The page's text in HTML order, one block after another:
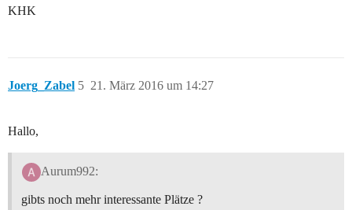
KHK
Joerg_Zabel 21. März 2016 um 14:27
5
Hallo,
Aurum992:
gibts noch mehr interessante Plätze ?